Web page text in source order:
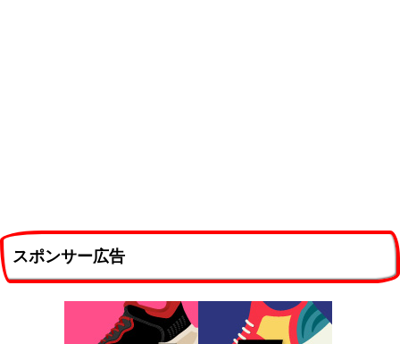
スポンサー広告